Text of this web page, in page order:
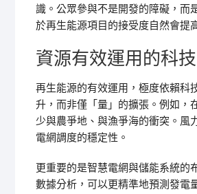
識。公眾參與不是開發的障礙，而
於再生能源項目的接受度自然會提
資源有效運用的科
再生能源的有效運用，極度依賴科
升，而非僅「量」的擴張。例如，
少與農爭地、與漁爭海的衝突。風
電網調度的穩定性。
更重要的是智慧電網與儲能系統的
數據分析，可以更精準地預測發電